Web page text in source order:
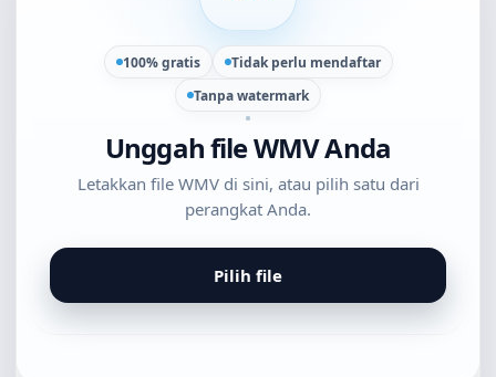
100% gratis
Tidak perlu mendaftar
Tanpa watermark
Unggah file WMV Anda
Letakkan file WMV di sini, atau pilih satu dari
perangkat Anda.
Pilih file